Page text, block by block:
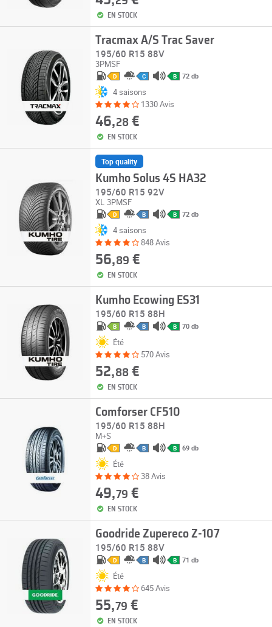
EN STOCK
Tracmax A/S Trac Saver
195/60 R15 88V
3PMSF
D C B 72 db
4 saisons
1330 Avis
46,28€
EN STOCK
Top quality
Kumho Solus 4S HA32
195/60 R15 92V
XL 3PMSF
D B B 72 db
4 saisons
848 Avis
56,89 €
EN STOCK
Kumho Ecowing ES31
195/60 R15 88H
B B B 70 db
Été
570 Avis
52,88€
EN STOCK
Comforser CF510
195/60 R15 88H
M+S
D B B 69 db
Été
38 Avis
49,79 €
EN STOCK
Goodride Zupereco Z-107
195/60 R15 88V
D B B 71 db
Été
645 Avis
55,79 €
EN STOCK